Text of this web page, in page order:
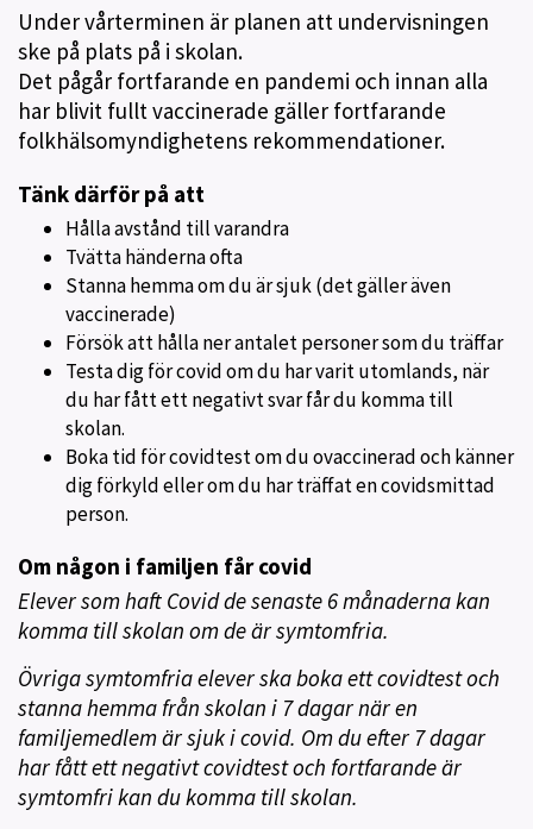
Under vårterminen är planen att undervisningen
ske på plats på i skolan.
Det pågår fortfarande en pandemi och innan alla
har blivit fullt vaccinerade gäller fortfarande
folkhälsomyndighetens rekommendationer.
Tänk därför på att
Hålla avstånd till varandra
Tvätta händerna ofta
Stanna hemma om du är sjuk (det gäller även
vaccinerade)
Försök att hålla ner antalet personer som du träffar
Testa dig för covid om du har varit utomlands, när
du har fått ett negativt svar får du komma till
skolan.
Boka tid för covidtest om du ovaccinerad och känner
dig förkyld eller om du har träffat en covidsmittad
person.
Om någon i familjen får covid
Elever som haft Covid de senaste 6 månaderna kan
komma till skolan om de är symtomfria.
Övriga symtomfria elever ska boka ett covidtest och
stanna hemma från skolan i 7 dagar när en
familjemedlem är sjuk i covid. Om du efter 7 dagar
har fått ett negativt covidtest och fortfarande är
symtomfri kan du komma till skolan.